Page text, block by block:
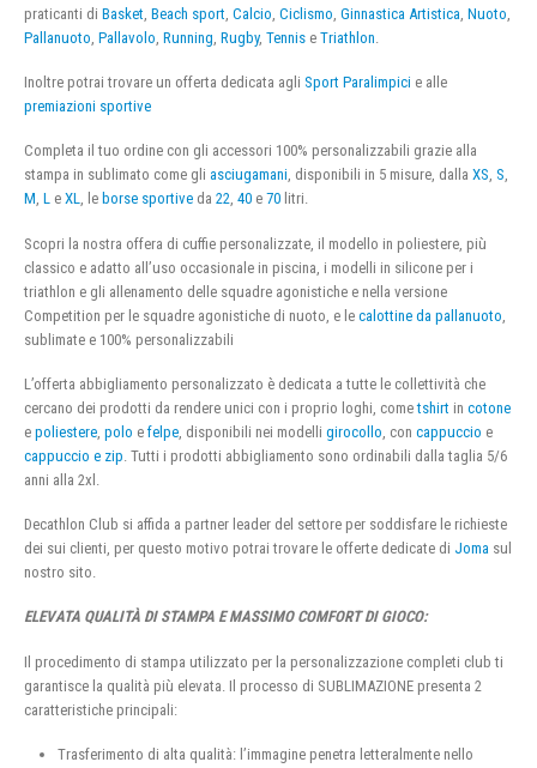
praticanti di Basket Beach sport Calcio Ciclismo Ginnastica Artistica Nuoto
Pallanuoto Pallavolo Running Rugby, Tennis e Triathlon
Inoltre potrai trovare un offerta dedicata agli Sport Paralimpici e alle
premiazioni sportive
Completa il tuo ordine con gli accessori 100% personalizzabili grazie alla
stampa in sublimato come gli asciugamani, disponibili in 5 misure, dalla XS, S,
M, L e XL, le borse sportive da 22, 40 e 70 litri.
Scopri la nostra offera di cuffie personalizzate, il modello in poliestere, più
classico e adatto all’uso occasionale in piscina, i modelli in silicone per i
triathlon e gli allenamento delle squadre agonistiche e nella versione
Competition per le squadre agonistiche di nuoto, e le calottine da pallanuoto
sublimate e 100% personalizzabili
L’offerta abbigliamento personalizzato è dedicata a tutte le collettività che
cercano dei prodotti da rendere unici con i proprio loghi, cometshirt in cotone
e poliestere polo e felpe , disponibili nei modelli girocollo , con cappuccio e
cappuccio e zip . Tutti i prodotti abbigliamento sono ordinabili dalla taglia 5/6
anni alla 2xl.
Decathlon Club si affida a partner leader del settore per soddisfare le richieste
dei sui clienti, per questo motivo potrai trovare le offerte dedicate di Joma sul
nostro sito.
ELEVATA QUALITÀ DI STAMPA E MASSIMO COMFORT DI GIOCO:
Il procedimento di stampa utilizzato per la personalizzazione completi club ti
garantisce la qualità più elevata. Il processo di SUBLIMAZIONE presenta 2
caratteristiche principali:
Trasferimento di alta qualità: l’immagine penetra letteralmente nello